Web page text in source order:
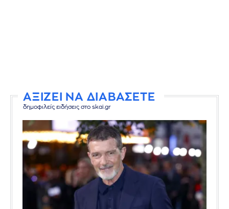
ΑΞΙΖΕΙ ΝΑ ΔΙΑΒΑΣΕΤΕ
δημοφιλείς ειδήσεις στο skai.gr